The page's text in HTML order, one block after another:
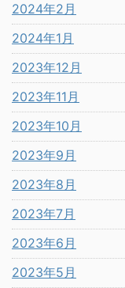
2024年2月
2024年1月
2023年12月
2023年11月
2023年10月
2023年9月
2023年8月
2023年7月
2023年6月
2023年5月